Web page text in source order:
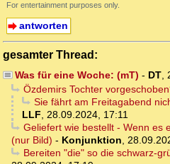
For entertainment purposes only.
antworten
gesamter Thread:
Was für eine Woche: (mT) - DT,
Özdemirs Tochter
Sie fährt am Freitagabend
LLF, 28.09.2024, 17:11
Geliefert wie bestellt - Wenn es
(nur Bild) - Konjunktion,
Bereiten "die" so die schwarz-